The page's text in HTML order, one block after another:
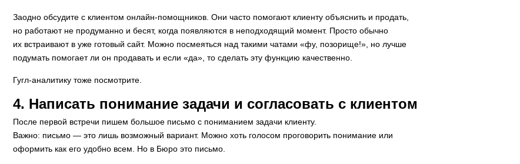
Заодно обсудите с клиентом онлайн-помощников. Они часто помогают клиенту объяснить и продать,
но работают не продуманно и бесят, когда появляются в неподходящий момент. Просто обычно
их встраивают в уже готовый сайт. Можно посмеяться над такими чатами «фу, позорище!», но лучше
подумать помогает ли он продавать и если «да», то сделать эту функцию качественно.
Гугл-аналитику тоже посмотрите.
4. Написать понимание задачи и согласовать с клиентом
После первой встречи пишем большое письмо с пониманием задачи клиенту.
Важно: письмо — это лишь возможный вариант. Можно хоть голосом проговорить понимание или
оформить как его удобно всем. Но в Бюро это письмо.